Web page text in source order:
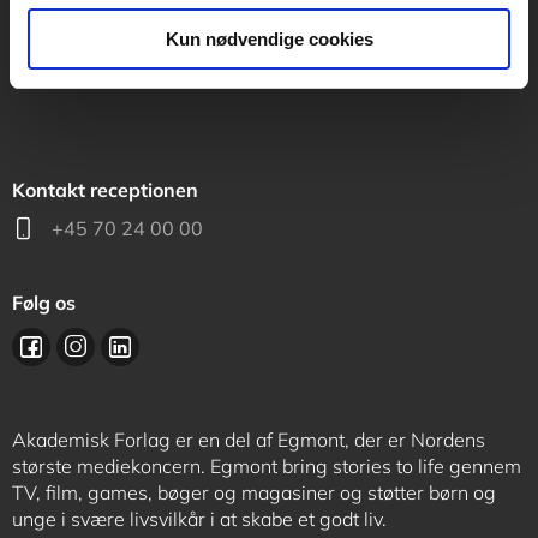
Kun nødvendige cookies
support@akademisk.dk
Kontakt receptionen
+45 70 24 00 00
Følg os
Akademisk Forlag er en del af Egmont, der er Nordens
største mediekoncern. Egmont bring stories to life gennem
TV, film, games, bøger og magasiner og støtter børn og
unge i svære livsvilkår i at skabe et godt liv.